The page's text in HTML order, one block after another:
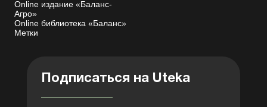
Online издание «Баланс-
Агро»
Online библиотека «Баланс»
Метки
Подписаться на Uteka